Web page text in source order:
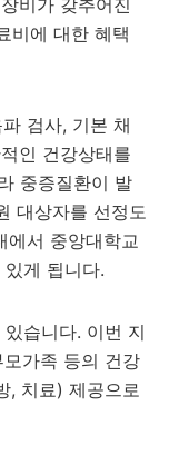
비가 갖추어진
비에 대한 혜택
검사, 기본 채
인 건강상태를
중증질환이 발
대상자를 선정도
에서 중앙대학교
게 됩니다.
습니다. 이번 지
가족 등의 건강
, 치료) 제공으로